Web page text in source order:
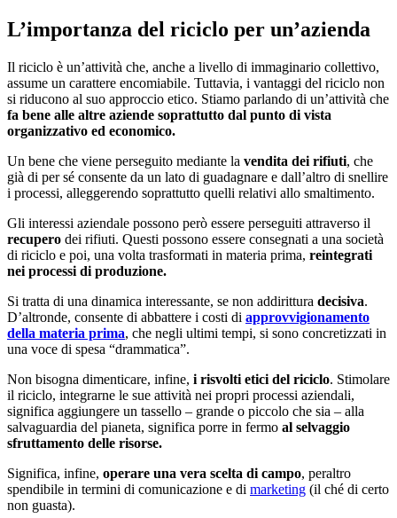
L’importanza del riciclo per un’azienda
Il riciclo è un’attività che, anche a livello di immaginario collettivo,
assume un carattere encomiabile. Tuttavia, i vantaggi del riciclo non
si riducono al suo approccio etico. Stiamo parlando di un’attività che
fa bene alle altre aziende soprattutto dal punto di vista
organizzativo ed economico.
Un bene che viene perseguito mediante la vendita dei rifiuti, che
già di per sé consente da un lato di guadagnare e dall’altro di snellire
i processi, alleggerendo soprattutto quelli relativi allo smaltimento.
Gli interessi aziendale possono però essere perseguiti attraverso il
recupero dei rifiuti. Questi possono essere consegnati a una società
di riciclo e poi, una volta trasformati in materia prima, reintegrati
nei processi di produzione.
Si tratta di una dinamica interessante, se non addirittura decisiva.
D’altronde, consente di abbattere i costi di approvvigionamento
della materia prima, che negli ultimi tempi, si sono concretizzati in
una voce di spesa “drammatica”.
Non bisogna dimenticare, infine, i risvolti etici del riciclo. Stimolare
il riciclo, integrarne le sue attività nei propri processi aziendali,
significa aggiungere un tassello – grande o piccolo che sia – alla
salvaguardia del pianeta, significa porre in fermo al selvaggio
sfruttamento delle risorse.
Significa, infine, operare una vera scelta di campo, peraltro
spendibile in termini di comunicazione e di marketing (il ché di certo
non guasta).